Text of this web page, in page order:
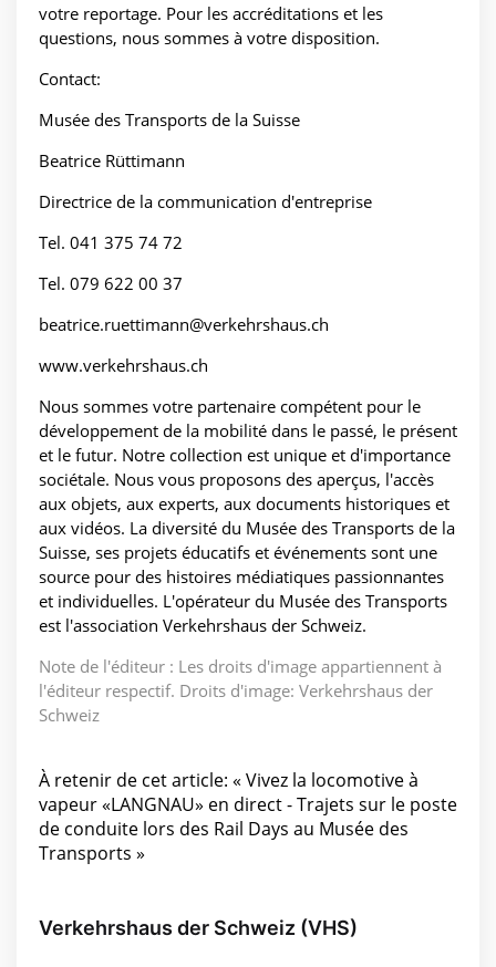
votre reportage. Pour les accréditations et les
questions, nous sommes à votre disposition.
Contact:
Musée des Transports de la Suisse
Beatrice Rüttimann
Directrice de la communication d'entreprise
Tel. 041 375 74 72
Tel. 079 622 00 37
beatrice.ruettimann@verkehrshaus.ch
www.verkehrshaus.ch
Nous sommes votre partenaire compétent pour le
développement de la mobilité dans le passé, le présent
et le futur. Notre collection est unique et d'importance
sociétale. Nous vous proposons des aperçus, l'accès
aux objets, aux experts, aux documents historiques et
aux vidéos. La diversité du Musée des Transports de la
Suisse, ses projets éducatifs et événements sont une
source pour des histoires médiatiques passionnantes
et individuelles. L'opérateur du Musée des Transports
est l'association Verkehrshaus der Schweiz.
Note de l'éditeur : Les droits d'image appartiennent à
l'éditeur respectif. Droits d'image: Verkehrshaus der
Schweiz
À retenir de cet article: « Vivez la locomotive à
vapeur «LANGNAU» en direct - Trajets sur le poste
de conduite lors des Rail Days au Musée des
Transports »
Verkehrshaus der Schweiz (VHS)